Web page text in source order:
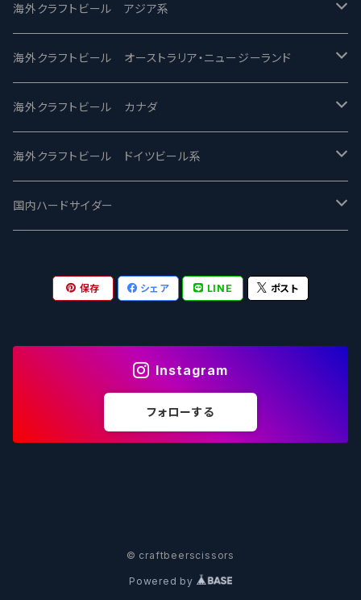
2nd Story Ale Works -セカンドストーリー
ビアへるん - Beer Hearn
忽布古丹醸造 - HOP KOTAN
ワイマーケットブルーイング Y.Market Brewing
志賀高原ビール - SIGAKOGEN
箕面ビール - MINOH BEER
サンクトガーレン - Sankt Gallen
ウェストコーストブルーイング -WCB
Tokyo AleWorks -トウキョウエールワークス
Maui マウイ
Toppling Goliath トップリンゴライアス
Fair State フェアステイト
Lagunitas ラグニタス
FirestoneWalker ファイアストーン
Mikkeller ミッケラー
Hop Nation ホップネーション
Brewski ブリュースキー
SierraNevada -シエラネバダ
UnBarred -アンバード
SAIREN /サイレン
ワイルドチャイルド - Wilde Child
BrewDog Brewery - ブリュードッグ
The Flying Inn / ザ フライイング イン
Lambiek Fabriek - ファブリーク
Marble / マーブル
Buxton - バクストン
海外クラフトビール アジア系
gweilo-鬼佬 グウァイロ
Heart Of Darkness - ハートオブダークネス
Carbon brews -カーボン
TAIHU - タイフー
Behemoth - ベヒーモス
海外クラフトビール オーストラリア・ニュージーランド
ROCKY RIDGE - ロッキーリッジ
BODRIGGY BREWING ボッドリッジー
CO-CONSPIRATORS コ・コンスピレーターズ
Deep Creek Brewing Co.
8 Wired エイトワイアード
Isthmus イスムス
Mountain Culture マウンテンカルチャー
海外クラフトビール カナダ
Jackie O's ジャッキーオーズ
Westbrook ウェストブルック
Strathcona ストラスコナ
ODIN BREWING オディン
Electric Bicycle エレクトリックバイシクル
33 Brewing Experiment
海外クラフトビール ドイツビール系
Karmeliten カーメリテン
Früh フリュー
Plank プランク
Tucher トゥーハー
国内ハードサイダー
保存 シェア LINE ポスト
Instagram
フォローする
© craftbeerscissors
Powered by